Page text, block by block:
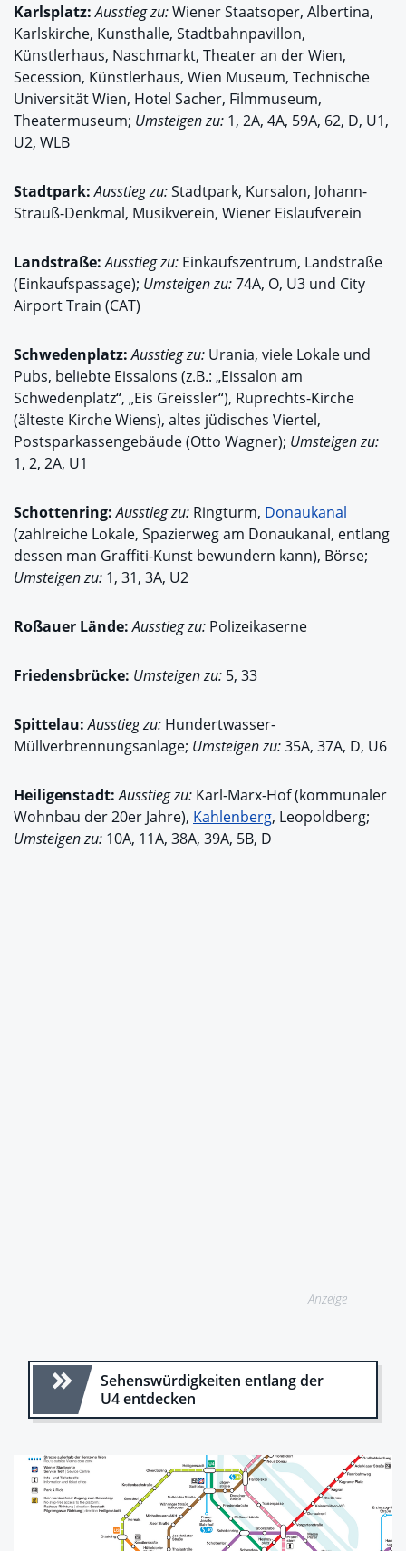
Karlsplatz:Ausstieg zu:Wiener Staatsoper, Albertina,
Karlskirche, Kunsthalle, Stadtbahnpavillon,
Künstlerhaus, Naschmarkt, Theater an der Wien,
Secession, Künstlerhaus, Wien Museum, Technische
Universität Wien, Hotel Sacher, Filmmuseum,
Theatermuseum; Umsteigen zu: 1, 2A, 4A, 59A, 62, D, U1,
U2, WLB
Stadtpark: Ausstieg zu:Stadtpark, Kursalon, Johann-
Strauß-Denkmal, Musikverein, Wiener Eislaufverein
Landstraße: Ausstieg zu: Einkaufszentrum, Landstraße
(Einkaufspassage); Umsteigen zu:74A, O, U3 und City
Airport Train (CAT)
Schwedenplatz:Ausstieg zu: Urania, viele Lokale und
Pubs, beliebte Eissalons (z.B.: „Eissalon am
Schwedenplatz“, „Eis Greissler“), Ruprechts-Kirche
(älteste Kirche Wiens), altes jüdisches Viertel,
Postsparkassengebäude (Otto Wagner); Umsteigen zu:
1, 2, 2A, U1
Schottenring: Ausstieg zu: Ringturm, Donaukanal
(zahlreiche Lokale, Spazierweg am Donaukanal, entlang
dessen man Graffiti-Kunst bewundern kann), Börse;
Umsteigen zu: 1, 31, 3A, U2
Roßauer Lände: Ausstieg zu: Polizeikaserne
Friedensbrücke: Umsteigen zu: 5, 33
Spittelau:Ausstieg zu: Hundertwasser-
Müllverbrennungsanlage; Umsteigen zu:35A, 37A, D, U6
Heiligenstadt:Ausstieg zu: Karl-Marx-Hof (kommunaler
Wohnbau der 20er Jahre), Kahlenberg, Leopoldberg;
Umsteigen zu: 10A, 11A, 38A, 39A, 5B, D
Anzeige
Sehenswürdigkeiten entlang der
U4 entdecken